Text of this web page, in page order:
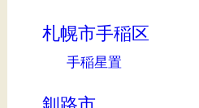
札幌市手稲区
手稲星置